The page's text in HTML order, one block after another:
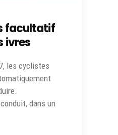
facultatif
ivres
les cyclistes
dans un